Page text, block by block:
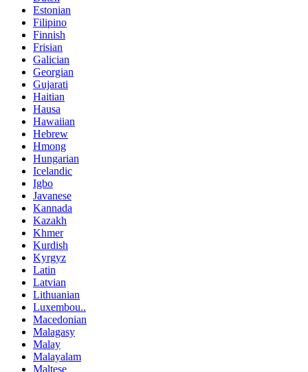
Estonian
Filipino
Finnish
Frisian
Galician
Georgian
Gujarati
Haitian
Hausa
Hawaiian
Hebrew
Hmong
Hungarian
Icelandic
Igbo
Javanese
Kannada
Kazakh
Khmer
Kurdish
Kyrgyz
Latin
Latvian
Lithuanian
Luxembou..
Macedonian
Malagasy
Malay
Malayalam
Maltese